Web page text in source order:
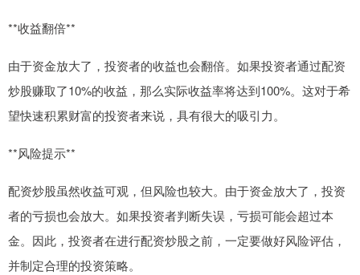
**收益翻倍**
由于资金放大了，投资者的收益也会翻倍。如果投资者通过配资
炒股赚取了10%的收益，那么实际收益率将达到100%。这对于希
望快速积累财富的投资者来说，具有很大的吸引力。
**风险提示**
配资炒股虽然收益可观，但风险也较大。由于资金放大了，投资
者的亏损也会放大。如果投资者判断失误，亏损可能会超过本
金。因此，投资者在进行配资炒股之前，一定要做好风险评估，
并制定合理的投资策略。